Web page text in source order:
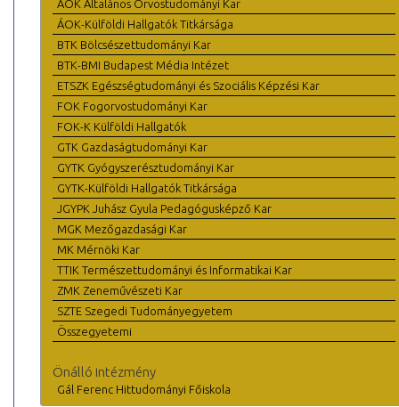
ÁOK Általános Orvostudományi Kar
ÁOK-Külföldi Hallgatók Titkársága
BTK Bölcsészettudományi Kar
BTK-BMI Budapest Média Intézet
ETSZK Egészségtudományi és Szociális Képzési Kar
FOK Fogorvostudományi Kar
FOK-K Külföldi Hallgatók
GTK Gazdaságtudományi Kar
GYTK Gyógyszerésztudományi Kar
GYTK-Külföldi Hallgatók Titkársága
JGYPK Juhász Gyula Pedagógusképző Kar
MGK Mezőgazdasági Kar
MK Mérnöki Kar
TTIK Természettudományi és Informatikai Kar
ZMK Zeneművészeti Kar
SZTE Szegedi Tudományegyetem
Összegyetemi
Önálló intézmény
Gál Ferenc Hittudományi Főiskola